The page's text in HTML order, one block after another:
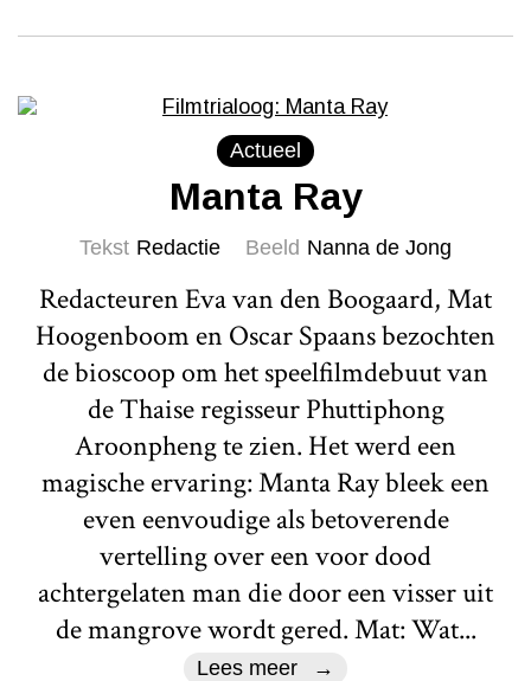
Actueel
Manta Ray
Tekst Redactie Beeld Nanna de Jong
Redacteuren Eva van den Boogaard, Mat
Hoogenboom en Oscar Spaans bezochten
de bioscoop om het speelfilmdebuut van
de Thaise regisseur Phuttiphong
Aroonpheng te zien. Het werd een
magische ervaring: Manta Ray bleek een
even eenvoudige als betoverende
vertelling over een voor dood
achtergelaten man die door een visser uit
de mangrove wordt gered. Mat: Wat...
Lees meer